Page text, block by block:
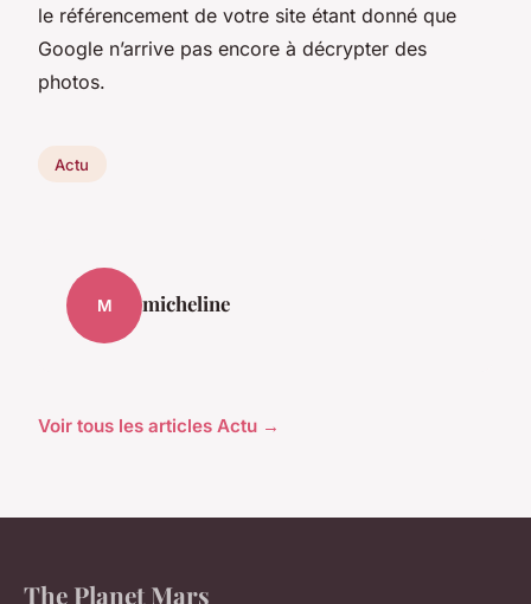
le référencement de votre site étant donné que
Google n’arrive pas encore à décrypter des
photos.
Actu
M micheline
Voir tous les articles Actu →
The Planet Mars